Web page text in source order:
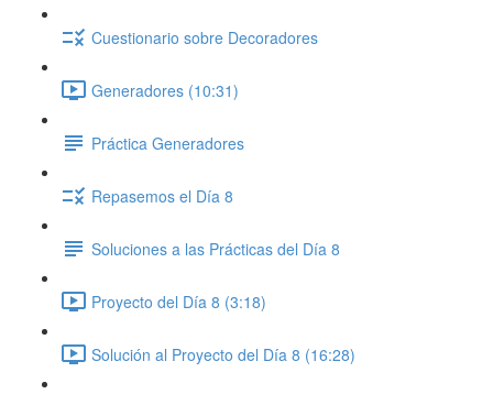
Cuestionario sobre Decoradores
Generadores (10:31)
Práctica Generadores
Repasemos el Día 8
Soluciones a las Prácticas del Día 8
Proyecto del Día 8 (3:18)
Solución al Proyecto del Día 8 (16:28)